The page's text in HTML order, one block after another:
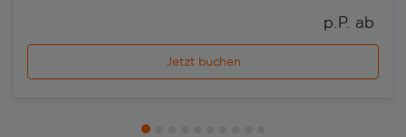
p.P. ab
Jetzt buchen